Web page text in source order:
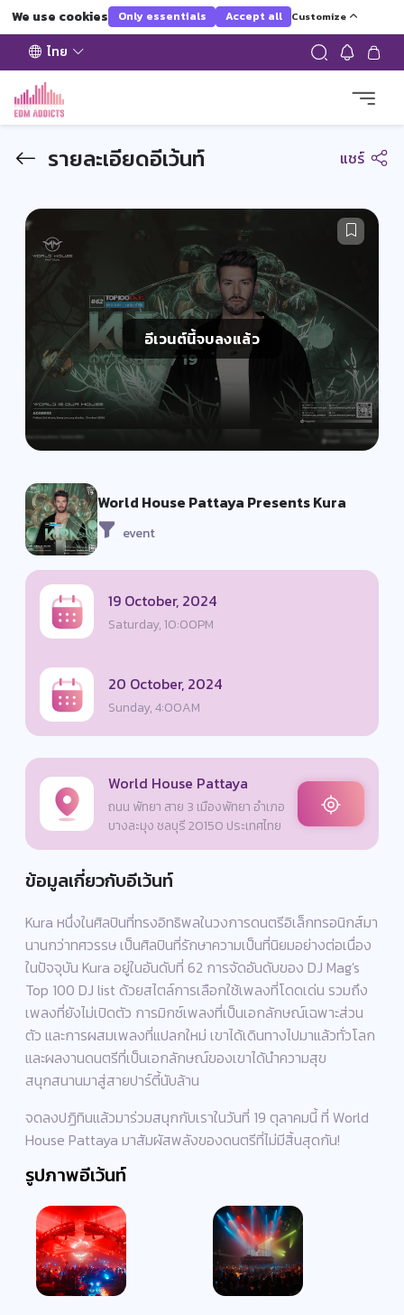
We use cookies Only essentials Accept all Customize
ไทย
รายละเอียดอีเว้นท์ แชร์
อีเวนต์นี้จบลงแล้ว
World House Pattaya Presents Kura
event
19 October, 2024
Saturday, 10:00PM
20 October, 2024
Sunday, 4:00AM
World House Pattaya
ถนน พัทยา สาย 3 เมืองพัทยา อำเภอ
บางละมุง ชลบุรี 20150 ประเทศไทย
ข้อมูลเกี่ยวกับอีเว้นท์
Kura หนึ่งในศิลปินที่ทรงอิทธิพลในวงการดนตรีอิเล็กทรอนิกส์มา
นานกว่าทศวรรษ เป็นศิลปินที่รักษาความเป็นที่นิยมอย่างต่อเนื่อง
ในปัจจุบัน Kura อยู่ในอันดับที่ 62 การจัดอันดับของ DJ Mag's
Top 100 DJ list ด้วยสไตล์การเลือกใช้เพลงที่โดดเด่น รวมถึง
เพลงที่ยังไม่เปิดตัว การมิกซ์เพลงที่เป็นเอกลักษณ์เฉพาะส่วน
ตัว และการผสมเพลงที่แปลกใหม่ เขาได้เดินทางไปมาแล้วทั่วโลก
และผลงานดนตรีที่เป็นเอกลักษณ์ของเขาได้นำความสุข
สนุกสนานมาสู่สายปาร์ตี้นับล้าน
จดลงปฏิทินแล้วมาร่วมสนุกกับเราในวันที่ 19 ตุลาคมนี้ ที่ World
House Pattaya มาสัมผัสพลังของดนตรีที่ไม่มีสิ้นสุดกัน!
รูปภาพอีเว้นท์